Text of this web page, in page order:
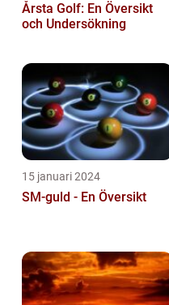
Årsta Golf: En Översikt
och Undersökning
15 januari 2024
SM-guld - En Översikt